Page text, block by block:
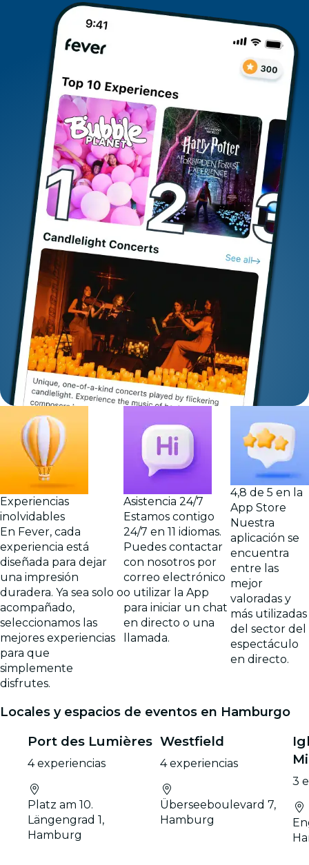
Experiencias
inolvidables
En Fever, cada
experiencia está
diseñada para dejar
una impresión
duradera. Ya sea solo o
acompañado,
seleccionamos las
mejores experiencias
para que
simplemente
disfrutes.
Asistencia 24/7
Estamos contigo
24/7 en 11 idiomas.
Puedes contactar
con nosotros por
correo electrónico
o utilizar la App
para iniciar un chat
en directo o una
llamada.
4,8 de 5 en la
App Store
Nuestra
aplicación se
encuentra
entre las
mejor
valoradas y
más utilizadas
del sector del
espectáculo
en directo.
Locales y espacios de eventos en Hamburgo
Port des Lumières
4 experiencias
Platz am 10.
Längengrad 1,
Hamburg
Westfield
4 experiencias
Überseeboulevard 7,
Hamburg
3